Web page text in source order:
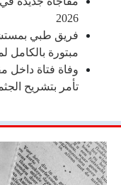
2026
فريق طبي
مبتورة بالكامل
وفاة فتاة داخل
تأمر بتشريح